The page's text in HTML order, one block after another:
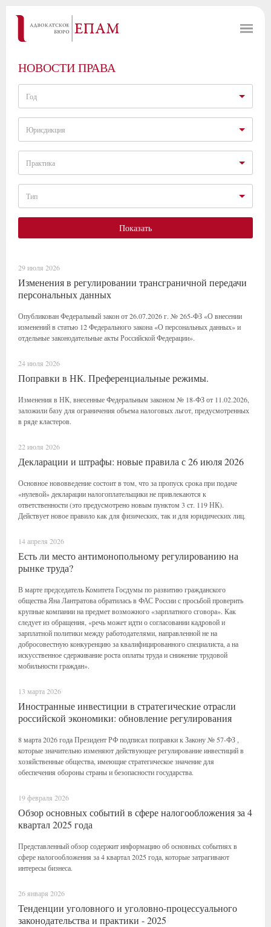
НОВОСТИ ПРАВА
Год
Юрисдикция
Практика
Тип
Показать
29 июля 2026
Изменения в регулировании трансграничной передачи
персональных данных
Опубликован Федеральный закон от 26.07.2026 г. № 265-ФЗ «О внесении
изменений в статью 12 Федерального закона «О персональных данных» и
отдельные законодательные акты Российской Федерации».
24 июля 2026
Поправки в НК. Преференциальные режимы.
Изменения в НК, внесенные Федеральным законом № 18-ФЗ от 11.02.2026,
заложили базу для ограничения объема налоговых льгот, предусмотренных
в ряде кластеров.
22 июля 2026
Декларации и штрафы: новые правила с 26 июля 2026
Основное нововведение состоит в том, что за пропуск срока при подаче
«нулевой» декларации налогоплательщики не привлекаются к
ответственности (это предусмотрено новым пунктом 3 ст. 119 НК).
Действует новое правило как для физических, так и для юридических лиц.
14 апреля 2026
Есть ли место антимонопольному регулированию на
рынке труда?
В марте председатель Комитета Госдумы по развитию гражданского
общества Яна Лантратова обратилась в ФАС России с просьбой проверить
крупные компании на предмет возможного «зарплатного сговора». Как
следует из обращения, «речь может идти о согласовании кадровой и
зарплатной политики между работодателями, направленной не на
добросовестную конкуренцию за квалифицированного специалиста, а на
искусственное сдерживание роста оплаты труда и снижение трудовой
мобильности граждан».
13 марта 2026
Иностранные инвестиции в стратегические отрасли
российской экономики: обновление регулирования
8 марта 2026 года Президент РФ подписал поправки к Закону № 57-ФЗ ,
которые значительно изменяют действующее регулирование инвестиций в
хозяйственные общества, имеющие стратегическое значение для
обеспечения обороны страны и безопасности государства.
19 февраля 2026
Обзор основных событий в сфере налогообложения за 4
квартал 2025 года
Представленный обзор содержит информацию об основных событиях в
сфере налогообложения за 4 квартал 2025 года, которые затрагивают
интересы бизнеса.
26 января 2026
Тенденции уголовного и уголовно-процессуального
законодательства и практики - 2025